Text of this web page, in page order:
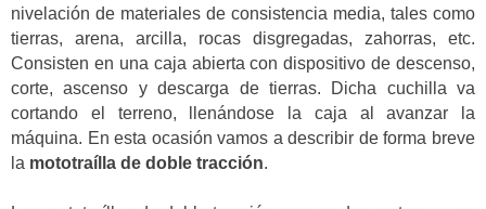
nivelación de materiales de consistencia media, tales como
tierras, arena, arcilla, rocas disgregadas, zahorras, etc.
Consisten en una caja abierta con dispositivo de descenso,
corte, ascenso y descarga de tierras. Dicha cuchilla va
cortando el terreno, llenándose la caja al avanzar la
máquina. En esta ocasión vamos a describir de forma breve
la mototraílla de doble tracción.